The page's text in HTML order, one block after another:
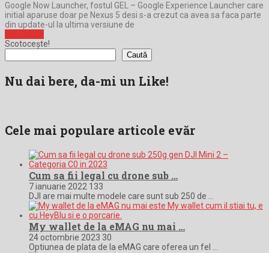
Google Now Launcher, fostul GEL – Google Experience Launcher care
initial aparuse doar pe Nexus 5 desi s-a crezut ca avea sa faca parte
din update-ul la ultima versiune de
Scotocește!
Caută
Nu dai bere, da-mi un Like!
Cele mai populare articole evăr
Cum sa fii legal cu drone sub …
7 ianuarie 2022 133
DJI are mai multe modele care sunt sub 250 de …
My wallet de la eMAG nu mai …
24 octombrie 2023 30
Optiunea de plata de la eMAG care oferea un fel …